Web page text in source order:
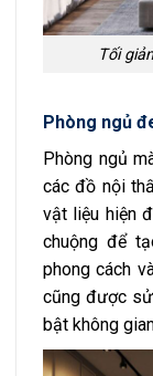
Tối
Phòng ngủ
Phòng ngủ
các đồ nội
vật liệu hiện
chuộng để
phong cách
cũng được
bật không